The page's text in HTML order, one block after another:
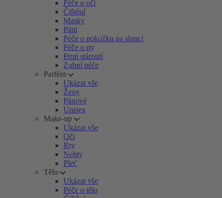
Péče o oči
Čištění
Masky
Páni
Péče o pokožku na slunci
Péče o rty
Proti stárnutí
Zubní péče
Parfém
Ukázat vše
Ženy
Pánové
Unisex
Make-up
Ukázat vše
Oči
Rty
Nehty
Pleť
Tělo
Ukázat vše
Péče o tělo